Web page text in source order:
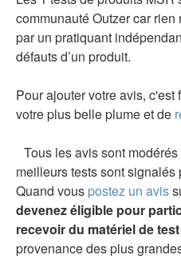
communauté Outzer car
par un pratiquant
défauts d’un produit.
Pour ajouter votre avis,
votre plus belle plume et de
Tous les avis sont
meilleurs tests sont
Quand vous postez un avis
devenez éligible pour
recevoir du matériel de test
provenance des plus